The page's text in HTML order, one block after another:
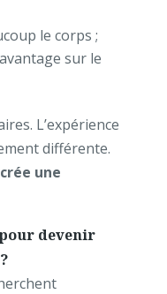
le corps ;
sur le
L’expérience
différente.
une
devenir